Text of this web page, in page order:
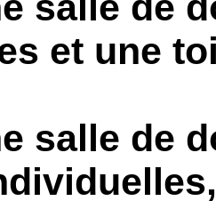
et une
salle de